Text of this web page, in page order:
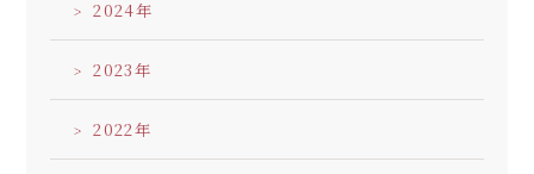
2024
2023
2022